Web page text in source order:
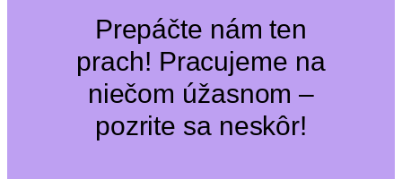
Prepáčte nám ten
prach! Pracujeme na
niečom úžasnom –
pozrite sa neskôr!